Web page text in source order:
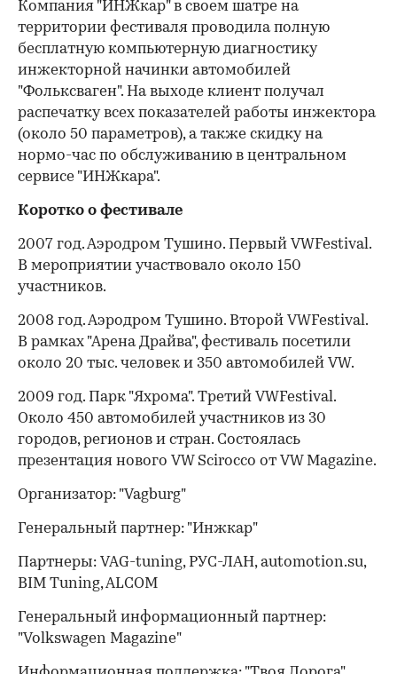
00:00 00:00
Компания "ИНЖкар" в своем шатре на
территории фестиваля проводила полную
бесплатную компьютерную диагностику
инжекторной начинки автомобилей
"Фольксваген". На выходе клиент получал
распечатку всех показателей работы инжектора
(около 50 параметров), а также скидку на
нормо-час по обслуживанию в центральном
сервисе "ИНЖкара".
Коротко о фестивале
2007 год. Аэродром Тушино. Первый VWFestival.
В мероприятии участвовало около 150
участников.
2008 год. Аэродром Тушино. Второй VWFestival.
В рамках "Арена Драйва", фестиваль посетили
около 20 тыс. человек и 350 автомобилей VW.
2009 год. Парк "Яхрома". Третий VWFestival.
Около 450 автомобилей участников из 30
городов, регионов и стран. Состоялась
презентация нового VW Scirocco от VW Magazine.
Организатор: "Vagburg"
Генеральный партнер: "Инжкар"
Партнеры: VAG-tuning, РУС-ЛАН, automotion.su,
BIM Tuning, ALCOM
Генеральный информационный партнер:
"Volkswagen Magazine"